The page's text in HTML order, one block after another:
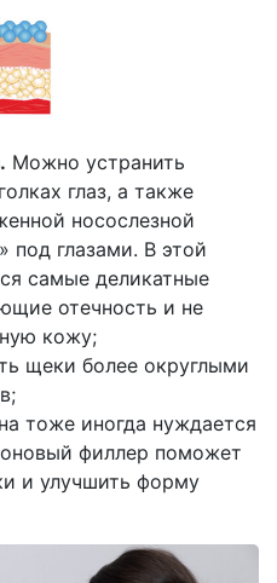
Можно устранить
глаз, а также
носослезной
под глазами. В этой
самые деликатные
отечность и не
кожу;
щеки более округлыми
тоже иногда нуждается
филлер поможет
и улучшить форму